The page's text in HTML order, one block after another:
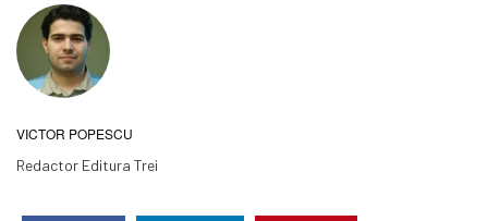
VICTOR POPESCU
Redactor Editura Trei